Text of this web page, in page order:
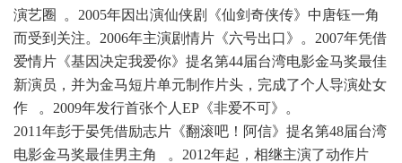
演艺圈 。2005年因出演仙侠剧《仙剑奇侠传》中唐钰一角
而受到关注。2006年主演剧情片《六号出口》。2007年凭借
爱情片《基因决定我爱你》提名第44届台湾电影金马奖最佳
新演员，并为金马短片单元制作片头，完成了个人导演处女
作 。2009年发行首张个人EP《非爱不可》。
2011年彭于晏凭借励志片《翻滚吧！阿信》提名第48届台湾
电影金马奖最佳男主角 。2012年起，相继主演了动作片